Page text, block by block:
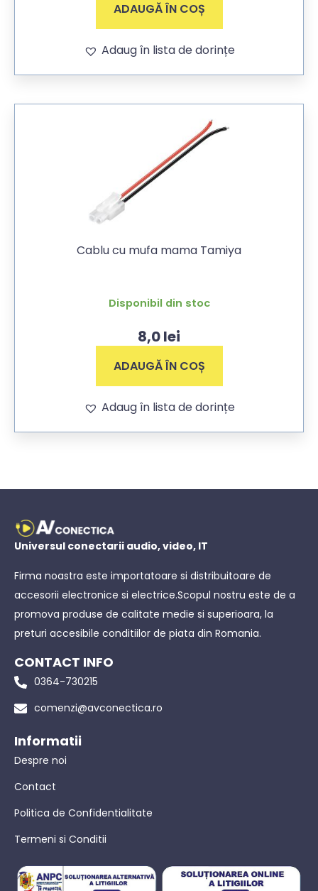
ADAUGĂ ÎN COȘ
Adaug în lista de dorințe
Cablu cu mufa mama Tamiya
Disponibil din stoc
8,0lei
ADAUGĂ ÎN COȘ
Adaug în lista de dorințe
Universul conectarii audio, video, IT
Firma noastra este importatoare si distribuitoare de
accesorii electronice si electrice.Scopul nostru este de a
promova produse de calitate medie si superioara, la
preturi accesibile conditiilor de piata din Romania.
CONTACT INFO
0364-730215
comenzi@avconectica.ro
Informatii
Despre noi
Contact
Politica de Confidentialitate
Termeni si Conditii